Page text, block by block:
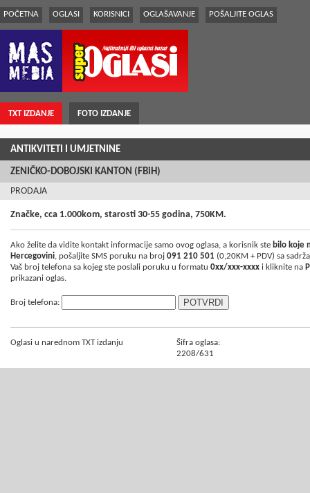
POČETNA OGLASI KORISNICI OGLAŠAVANJE POŠALJITE OGLAS
TXT IZDANJE FOTO IZDANJE
ANTIKVITETI I UMJETNINE
ZENIČKO-DOBOJSKI KANTON (FBiH)
PRODAJA
Značke, cca 1.000kom, starosti 30-55 godina, 750KM.
Ako želite da vidite kontakt informacije samo ovog oglasa, a korisnik ste bilo koje
Hercegovini, pošaljite SMS poruku na broj 091 210 501 (0,20KM + PDV) sa
Vaš broj telefona sa kojeg ste poslali poruku u formatu 0xx/xxx-xxxx i kliknite na
prikazani oglas.
Broj telefona:
Oglasi u narednom TXT izdanju
Šifra oglasa:
2208/631